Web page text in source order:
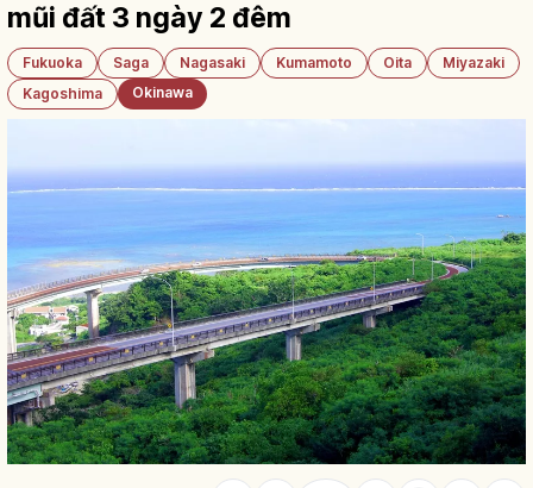
mũi đất 3 ngày 2 đêm
Fukuoka Saga Nagasaki Kumamoto Oita
Miyazaki
Kagoshima
Okinawa